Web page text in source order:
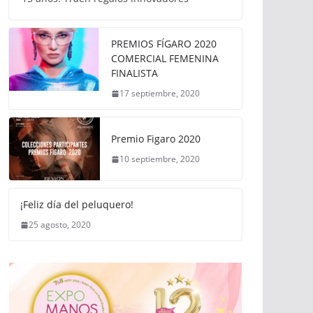
PREMIOS FÍGARO 2020
COMERCIAL FEMENINA
FINALISTA
17 septiembre, 2020
Premio Figaro 2020
10 septiembre, 2020
¡Feliz día del peluquero!
25 agosto, 2020